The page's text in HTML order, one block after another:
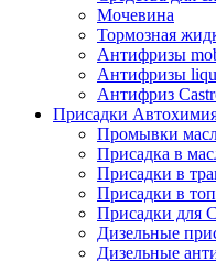
Мочевина
Тормозная
Антифризы
Антифризы
Антифриз
Присадки
Промывки
Присадка в
Присадки в
Присадки в
Присадки для
Дизельные
Дизельные